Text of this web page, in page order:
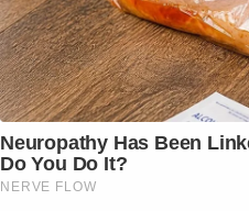
Neuropathy Has Been
Do You Do It?
NERVE FLOW